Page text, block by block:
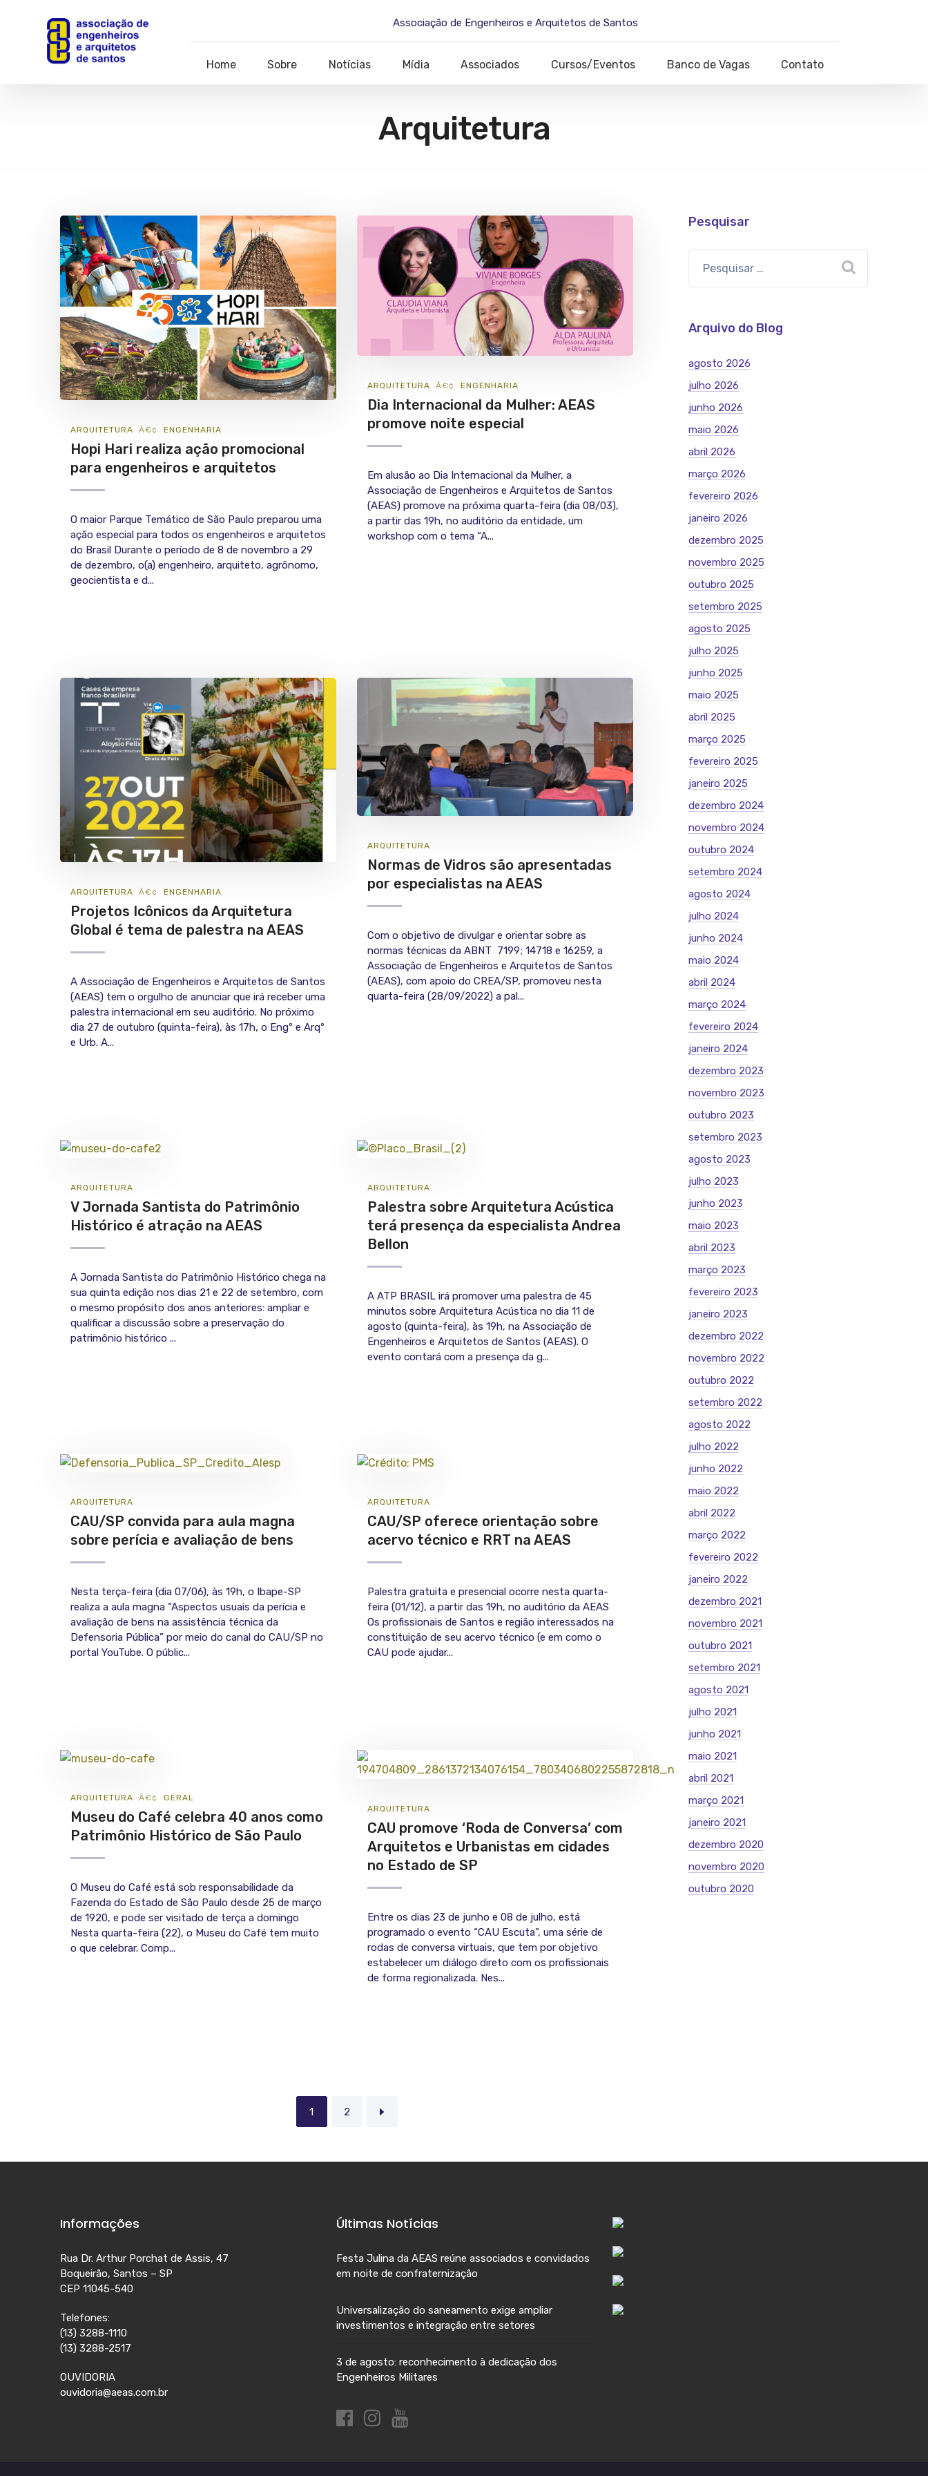
Associação de Engenheiros e Arquitetos de Santos
Home Sobre Notícias Mídia Associados Cursos/Eventos Banco de Vagas Contato
Arquitetura
ARQUITETURA ENGENHARIA
Hopi Hari realiza ação promocional
para engenheiros e arquitetos
O maior Parque Temático de São Paulo preparou uma
ação especial para todos os engenheiros e arquitetos
do Brasil Durante o período de 8 de novembro a 29
de dezembro, o(a) engenheiro, arquiteto, agrônomo,
geocientista e d...
ARQUITETURA ENGENHARIA
Dia Internacional da Mulher: AEAS
promove noite especial
Em alusão ao Dia Internacional da Mulher, a
Associação de Engenheiros e Arquitetos de Santos
(AEAS) promove na próxima quarta-feira (dia 08/03),
a partir das 19h, no auditório da entidade, um
workshop com o tema “A...
ARQUITETURA ENGENHARIA
Projetos Icônicos da Arquitetura
Global é tema de palestra na AEAS
A Associação de Engenheiros e Arquitetos de Santos
(AEAS) tem o orgulho de anunciar que irá receber uma
palestra internacional em seu auditório. No próximo
dia 27 de outubro (quinta-feira), às 17h, o Engº e Arqº
e Urb. A...
ARQUITETURA
Normas de Vidros são apresentadas
por especialistas na AEAS
Com o objetivo de divulgar e orientar sobre as
normas técnicas da ABNT 7199; 14718 e 16259, a
Associação de Engenheiros e Arquitetos de Santos
(AEAS), com apoio do CREA/SP, promoveu nesta
quarta-feira (28/09/2022) a pal...
ARQUITETURA
V Jornada Santista do Patrimônio
Histórico é atração na AEAS
A Jornada Santista do Patrimônio Histórico chega na
sua quinta edição nos dias 21 e 22 de setembro, com
o mesmo propósito dos anos anteriores: ampliar e
qualificar a discussão sobre a preservação do
patrimônio histórico ...
ARQUITETURA
Palestra sobre Arquitetura Acústica
terá presença da especialista Andrea
Bellon
A ATP BRASIL irá promover uma palestra de 45
minutos sobre Arquitetura Acústica no dia 11 de
agosto (quinta-feira), às 19h, na Associação de
Engenheiros e Arquitetos de Santos (AEAS). O
evento contará com a presença da g...
ARQUITETURA
CAU/SP convida para aula magna
sobre perícia e avaliação de bens
Nesta terça-feira (dia 07/06), às 19h, o Ibape-SP
realiza a aula magna “Aspectos usuais da perícia e
avaliação de bens na assistência técnica da
Defensoria Pública” por meio do canal do CAU/SP no
portal YouTube. O públic...
ARQUITETURA
CAU/SP oferece orientação sobre
acervo técnico e RRT na AEAS
Palestra gratuita e presencial ocorre nesta quarta-
feira (01/12), a partir das 19h, no auditório da AEAS
Os profissionais de Santos e região interessados na
constituição de seu acervo técnico (e em como o
CAU pode ajudar...
ARQUITETURA GERAL
Museu do Café celebra 40 anos como
Patrimônio Histórico de São Paulo
O Museu do Café está sob responsabilidade da
Fazenda do Estado de São Paulo desde 25 de março
de 1920, e pode ser visitado de terça a domingo
Nesta quarta-feira (22), o Museu do Café tem muito
o que celebrar. Comp...
ARQUITETURA
CAU promove ‘Roda de Conversa’ com
Arquitetos e Urbanistas em cidades
no Estado de SP
Entre os dias 23 de junho e 08 de julho, está
programado o evento “CAU Escuta”, uma série de
rodas de conversa virtuais, que tem por objetivo
estabelecer um diálogo direto com os profissionais
de forma regionalizada. Nes...
1 2
Pesquisar
Arquivo do Blog
agosto 2026
julho 2026
junho 2026
maio 2026
abril 2026
março 2026
fevereiro 2026
janeiro 2026
dezembro 2025
novembro 2025
outubro 2025
setembro 2025
agosto 2025
julho 2025
junho 2025
maio 2025
abril 2025
março 2025
fevereiro 2025
janeiro 2025
dezembro 2024
novembro 2024
outubro 2024
setembro 2024
agosto 2024
julho 2024
junho 2024
maio 2024
abril 2024
março 2024
fevereiro 2024
janeiro 2024
dezembro 2023
novembro 2023
outubro 2023
setembro 2023
agosto 2023
julho 2023
junho 2023
maio 2023
abril 2023
março 2023
fevereiro 2023
janeiro 2023
dezembro 2022
novembro 2022
outubro 2022
setembro 2022
agosto 2022
julho 2022
junho 2022
maio 2022
abril 2022
março 2022
fevereiro 2022
janeiro 2022
dezembro 2021
novembro 2021
outubro 2021
setembro 2021
agosto 2021
julho 2021
junho 2021
maio 2021
abril 2021
março 2021
janeiro 2021
dezembro 2020
novembro 2020
outubro 2020
Informações
Rua Dr. Arthur Porchat de Assis, 47
Boqueirão, Santos – SP
CEP 11045-540
Telefones:
(13) 3288-1110
(13) 3288-2517
OUVIDORIA
ouvidoria@aeas.com.br
Últimas Notícias
Festa Julina da AEAS reúne associados e convidados
em noite de confraternização
Universalização do saneamento exige ampliar
investimentos e integração entre setores
3 de agosto: reconhecimento à dedicação dos
Engenheiros Militares